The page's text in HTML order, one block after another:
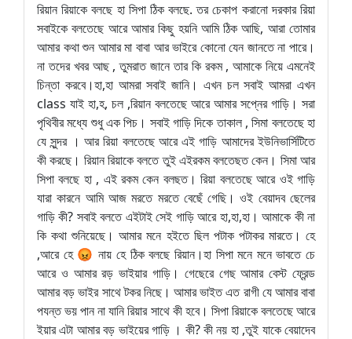
রিয়ান রিয়াকে বলছে হা সিপা ঠিক বলছে. তর চেকাপ করানো দরকার রিয়া
সবাইকে বলতেছে আরে আমার কিছু হয়নি আমি ঠিক আছি, আরা তোমার
আমার কথা শুন আমার মা বাবা আর ভাইরে কোনো যেন জানতে না পারে।
না তদের খবর আছ , তুমরাত জানে তার কি রকম , আমাকে নিয়ে এমনেই
চিন্তা করবে।হা,হা আমরা সবাই জানি। এখন চল সবাই আমরা এখন
class যাই হা,হ, চল ,রিয়ান বলতেছে আরে আমার সপ্নের গাড়ি। সরা
পৃথিবীর মধ্যে শুধু এক পিচ। সবাই গাড়ি দিকে তাকাল , সিমা বলতেছে হা
যে সুন্দর । আর রিয়া বলতেছে আরে এই গাড়ি আমাদের ইউনিভার্সিটিতে
কী করছে। রিয়ান রিয়াকে বলতে তুই এইরকম বলতেছত কেন। সিমা আর
সিপা বলছে হা , এই রকম কেন বলছত। রিয়া বলতেছে আরে ওই গাড়ি
যারা কারনে আমি আজ মরতে মরতে বেছেঁ গেছি। ওই বেয়াদব ছেলের
গাড়ি কী? সবাই বলতে এইটাই সেই গাড়ি আরে হা,হা,হা। আমাকে কী না
কি কথা শুনিয়েছে। আমার মনে হইতে ছিল পটাক পটাকর মারতে। হে
,আরে হে 😡 নায় হে ঠিক বলছে রিয়ান।হা সিপা মনে মনে ভাবতে চে
আরে ও আমার রড় ভাইয়ার গাড়ি। গেছেরে গেছ আমার বেস্ট ফ্রেন্ড
আমার বড় ভাইর সাথে টকর নিছে। আমার ভাইত এত রাগী যে আমার বাবা
পযন্ত ভয় পান না যানি রিয়ার সাথে কী হবে। সিপা রিয়াকে বলতেছে আরে
ইয়ার এটা আমার বড় ভাইয়ের গাড়ি । কী? কী নয় হা ,তুই যাকে বেয়াদেব